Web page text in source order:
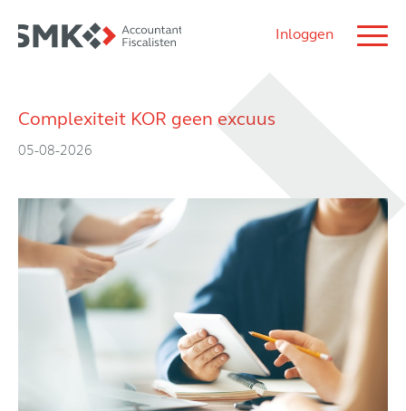
Inloggen
Complexiteit KOR geen excuus
05-08-2026